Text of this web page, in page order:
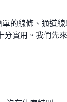
的線條、通道線
分實用。我們先